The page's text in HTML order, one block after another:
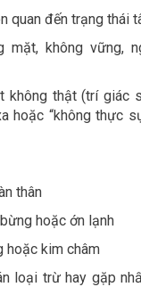
quan đến trạng thái
mặt, không vững,
không thật (trí giác
hoặc “không thực
thân
hoặc ớn lạnh
hoặc kim châm
loại trừ hay gặp